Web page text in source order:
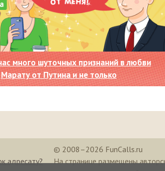
много шуточных признаний в любви
Марату от Путина и не только
адресату?
© 2008–2026 FunCalls.ru
На странице размещены